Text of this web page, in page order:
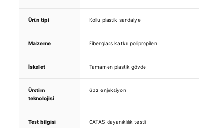
Ürün tipi Kollu plastik sandalye
Malzeme Fiberglass katkılı polipropilen
İskelet Tamamen plastik gövde
Üretim
teknolojisi
Gaz enjeksiyon
Test bilgisi CATAS dayanıklılık testli